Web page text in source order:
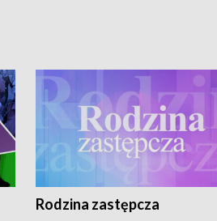
Rodzina zastępcza